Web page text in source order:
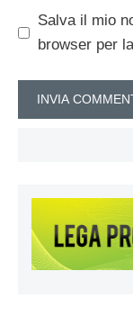
Salva il mio
browser per